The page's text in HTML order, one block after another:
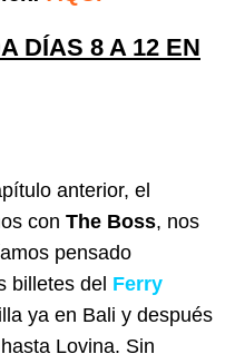
DÍAS 8 A 12 EN
anterior, el
con The Boss, nos
pensado
billetes del Ferry
ya en Bali y después
Lovina. Sin